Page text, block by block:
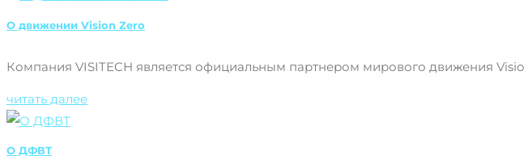
О движении Vision Zero
Компания VISITECH является официальным партнером мирового движения
читать далее
О ДФВТ